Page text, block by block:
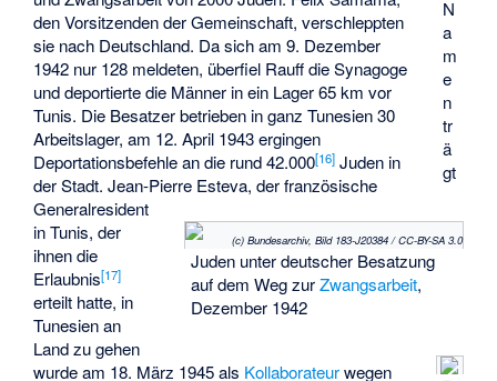
N
a
m
e
n
tr
ä
gt
(c) Bundesarchiv, Bild 183-J20384 / CC-BY-SA 3.0
Juden unter deutscher Besatzung
auf dem Weg zurZwangsarbeit,
Dezember 1942
den Vorsitzenden der Gemeinschaft, verschleppten
sie nach Deutschland. Da sich am 9. Dezember
1942 nur 128 meldeten, überfiel Rauff die Synagoge
und deportierte die Männer in ein Lager 65 km vor
Tunis. Die Besatzer betrieben in ganz Tunesien 30
Arbeitslager, am 12. April 1943 ergingen
Deportationsbefehle an die rund 42.000[16] Juden in
der Stadt.Jean-Pierre Esteva, der französische
Generalresident
in Tunis, der
ihnen die
Erlaubnis[17]
erteilt hatte, in
Tunesien an
Land zu gehen
wurde am 18. März 1945 als Kollaborateurwegen